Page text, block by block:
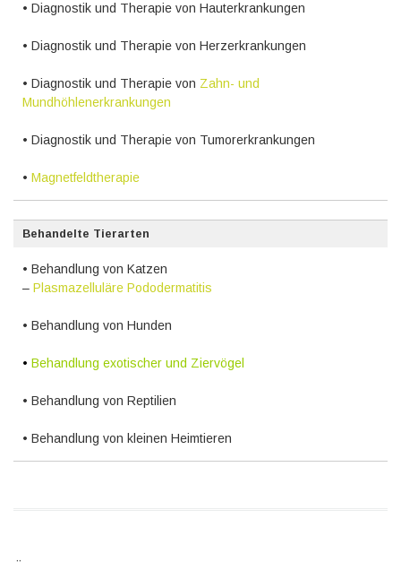
• Diagnostik und Therapie von Hauterkrankungen
• Diagnostik und Therapie von Herzerkrankungen
• Diagnostik und Therapie von Zahn- und
Mundhöhlenerkrankungen
• Diagnostik und Therapie von Tumorerkrankungen
• Magnetfeldtherapie
Behandelte Tierarten
• Behandlung von Katzen
– Plasmazelluläre Pododermatitis
• Behandlung von Hunden
• Behandlung exotischer und Ziervögel
• Behandlung von Reptilien
• Behandlung von kleinen Heimtieren